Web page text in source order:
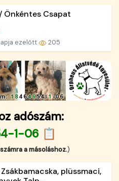
Önkéntes Csapat
ezelőtt 205
adószám:
1-06 📋
a másoláshoz.)
plüssmaci,